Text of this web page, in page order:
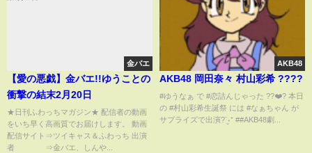
金バエ
【愛の悪戯】金バエ!!ゆうことの
衝撃の結末2月20日
★日刊ふわっちマガジン★ 配信者の動画
をいち早く高画質でお届けします。 動画
配信サイト⇒ツイキャス＆ふわっち 出演
者 ⇒金バエ、しんや...
AKB48
AKB48 岡田奈々 村山彩希 ????
#ゆうなぁ で #恋詰んじゃった ??❤️‍? 本日
の #村山彩希生誕祭 には #なぁちゃん が
サプライズで出演?¨̮˖⁺ ##AKB48劇...